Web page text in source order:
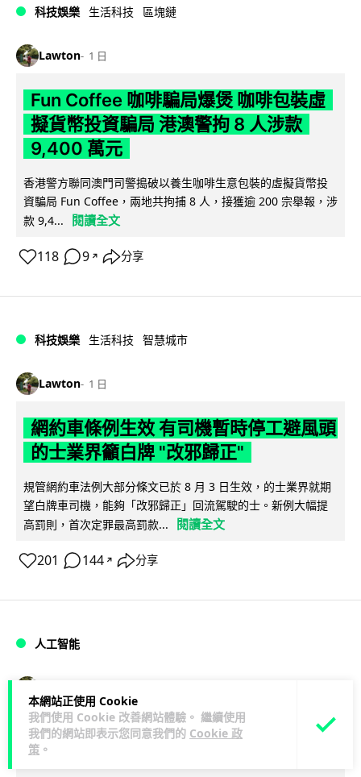
本網站正使用 Cookie
我們使用 Cookie 改善網站體驗。 繼續使用
我們的網站即表示您同意我們的 Cookie 政
策 。
科技娛樂 生活科技 區塊鏈
Lawton 1 日
Fun Coffee 咖啡騙局爆煲 咖啡包裝虛
擬貨幣投資騙局 港澳警拘 8 人涉款
9,400 萬元
香港警方聯同澳門司警搗破以養生咖啡生意包裝的虛擬貨幣投
資騙局 Fun Coffee，兩地共拘捕 8 人，接獲逾 200 宗舉報，涉
款 9,4...
閱讀全文
118 9 ↗ 分享
科技娛樂 生活科技 智慧城市
Lawton 1 日
網約車條例生效 有司機暫時停工避風頭
的士業界籲白牌 "改邪歸正"
規管網約車法例大部分條文已於 8 月 3 日生效，的士業界就期
望白牌車司機，能夠「改邪歸正」回流駕駛的士。新例大幅提
高罰則，首次定罪最高罰款...
閱讀全文
201 144 ↗ 分享
人工智能
白宮拒測中國開放 AI 模型 業界質疑安
全框架選擇性執行